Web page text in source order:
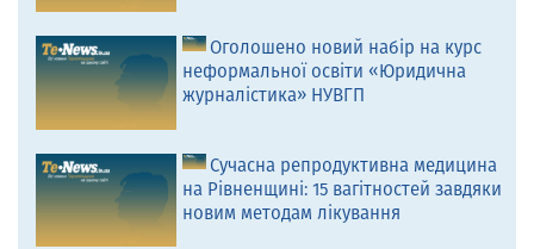
Оголошено новий набір на курс
неформальної освіти «Юридична
журналістика» НУВГП
Сучасна репродуктивна медицина
на Рівненщині: 15 вагітностей завдяки
новим методам лікування